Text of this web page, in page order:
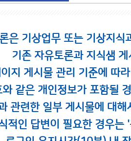
은 기상업무 또는 기상지
기존 자유토론과 지식샘
지 게시물 관리 기준에 따
같은 개인정보가 포함될
관련한 일부 게시물에 대
적인 답변이 필요한 경우는 '